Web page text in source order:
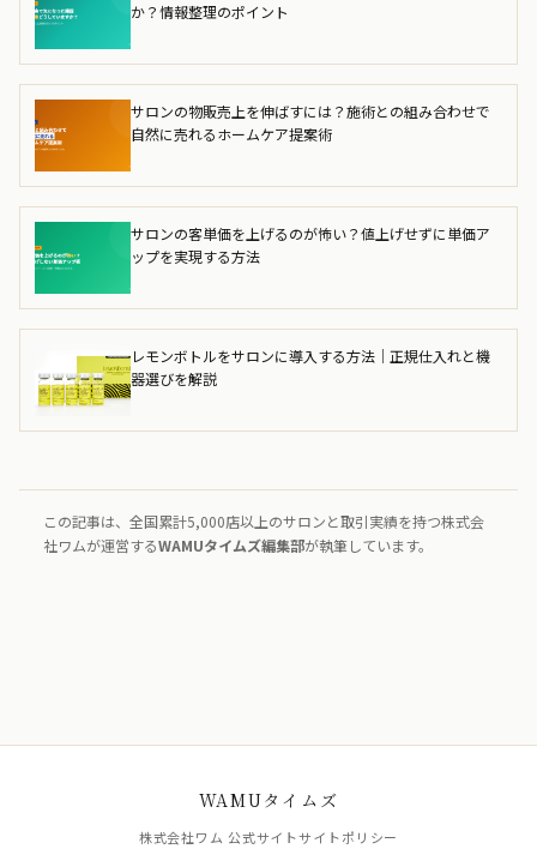
か？情報整理のポイント
サロンの物販売上を伸ばすには？施術との組み合わせで
自然に売れるホームケア提案術
サロンの客単価を上げるのが怖い？値上げせずに単価ア
ップを実現する方法
レモンボトルをサロンに導入する方法｜正規仕入れと機
器選びを解説
この記事は、全国累計5,000店以上のサロンと取引実績を持つ株式会
社ワムが運営するWAMUタイムズ編集部が執筆しています。
WAMUタイムズ
株式会社ワム 公式サイトサイトポリシー